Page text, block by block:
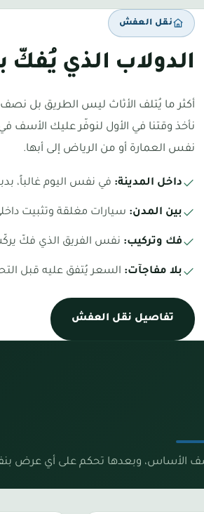
نقل العفش
الدولاب الذي يُفكّ
أكثر ما يُتلف الأثاث ليس الطريق بل
نأخذ وقتنا في الأول لنوفّر عليك الأسف
نفس العمارة أو من الرياض إلى أبها.
داخل المدينة: في نفس اليوم غالباً،
بين المدن: سيارات مغلقة وتثبيت
فك وتركيب: نفس الفريق الذي فكّ
بلا مفاجآت: السعر يُتفق عليه قبل
تفاصيل نقل العفش
الأساس، وبعدها تحكم على أي عرض